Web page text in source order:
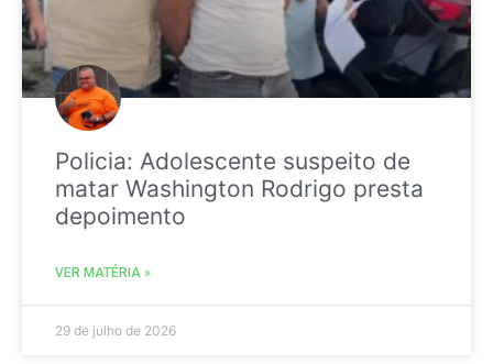
Policia: Adolescente suspeito de
matar Washington Rodrigo presta
depoimento
VER MATÉRIA »
29 de julho de 2026